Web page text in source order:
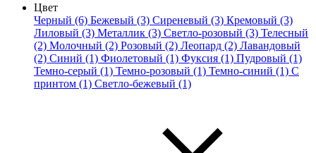
Цвет
Черный (6) Бежевый (3) Сиреневый (3) Кремовый (3)
Лиловый (3) Металлик (3) Светло-розовый (3) Телесный
(2) Молочный (2) Розовый (2) Леопард (2) Лавандовый
(2) Синий (1) Фиолетовый (1) Фуксия (1) Пудровый (1)
Темно-серый (1) Темно-розовый (1) Темно-синий (1) С
принтом (1) Светло-бежевый (1)